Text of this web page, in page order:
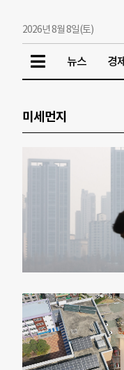
2026년 8월 8일(토)
뉴스 경제
미세먼지